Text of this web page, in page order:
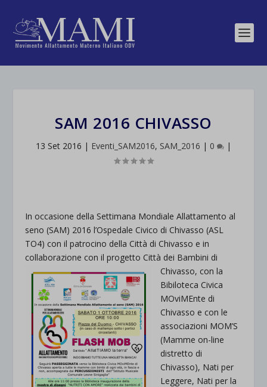
SAM 2016 CHIVASSO
13 Set 2016 | Eventi_SAM2016, SAM_2016 | 0 |
In occasione della Settimana Mondiale Allattamento al
seno (SAM) 2016 l’Ospedale Civico di Chivasso (ASL
TO4) con il patrocino della Città di Chivasso e in
collaborazione con il progetto Città dei Bambini di
Chivasso, con la
Bibiloteca Civica
MOviMEnte di
Chivasso e con le
associazioni MOM’S
(Mamme on-line
distretto di
Chivasso), Nati per
Leggere, Nati per la